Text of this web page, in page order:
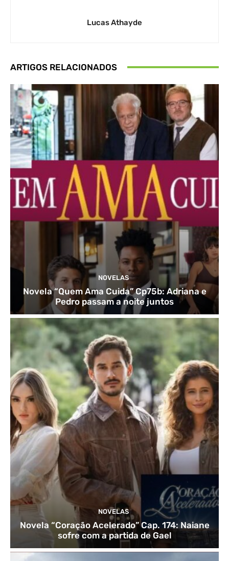
Lucas Athayde
ARTIGOS RELACIONADOS
NOVELAS
Novela “Quem Ama Cuida” Cp75b: Adriana e
Pedro passam a noite juntos
NOVELAS
Novela “Coração Acelerado” Cap. 174: Naiane
sofre com a partida de Gael